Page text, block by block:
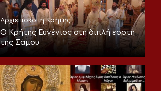
Αρχιεπισκοπή Κρήτης
Ο Κρήτης Ευγένιος στη διπλή εορτή
της Σάμου